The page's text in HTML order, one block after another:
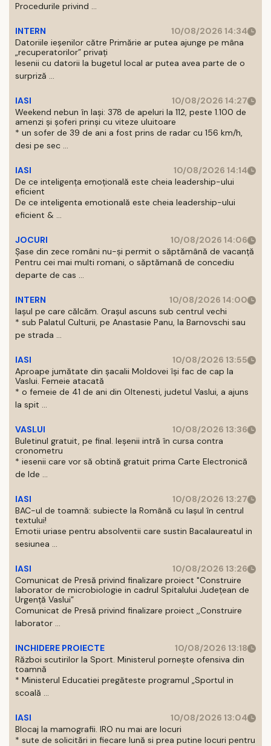
Procedurile privind ...
INTERN
10/08/2026 14:34
Datoriile ieșenilor către Primărie ar putea ajunge pe mâna
„recuperatorilor” privați
Iesenii cu datorii la bugetul local ar putea avea parte de o
surpriză ...
IASI
10/08/2026 14:27
Weekend nebun în Iași: 378 de apeluri la 112, peste 1.100 de
amenzi și șoferi prinși cu viteze uluitoare
* un sofer de 39 de ani a fost prins de radar cu 156 km/h,
desi pe sec ...
IASI
10/08/2026 14:14
De ce inteligența emoțională este cheia leadership-ului
eficient
De ce inteligenta emotională este cheia leadership-ului
eficient & ...
JOCURI
10/08/2026 14:06
Șase din zece români nu-și permit o săptămână de vacanță
Pentru cei mai multi romani, o săptămană de concediu
departe de cas ...
INTERN
10/08/2026 14:00
Iașul pe care călcăm. Orașul ascuns sub centrul vechi
* sub Palatul Culturii, pe Anastasie Panu, la Barnovschi sau
pe strada ...
IASI
10/08/2026 13:55
Aproape jumătate din șacalii Moldovei își fac de cap la
Vaslui. Femeie atacată
* o femeie de 41 de ani din Oltenesti, judetul Vaslui, a ajuns
la spit ...
VASLUI
10/08/2026 13:36
Buletinul gratuit, pe final. Ieșenii intră în cursa contra
cronometru
* iesenii care vor să obtină gratuit prima Carte Electronică
de Ide ...
IASI
10/08/2026 13:27
BAC-ul de toamnă: subiecte la Română cu Iașul în centrul
textului!
Emotii uriase pentru absolventii care sustin Bacalaureatul in
sesiunea ...
IASI
10/08/2026 13:26
Comunicat de Presă privind finalizare proiect "Construire
laborator de microbiologie in cadrul Spitalului Județean de
Urgență Vaslui”
Comunicat de Presă privind finalizare proiect ,,Construire
laborator ...
INCHIDERE PROIECTE
10/08/2026 13:18
Război scutirilor la Sport. Ministerul pornește ofensiva din
toamnă
* Ministerul Educatiei pregăteste programul „Sportul in
scoală ...
IASI
10/08/2026 13:04
Blocaj la mamografii. IRO nu mai are locuri
* sute de solicitări in fiecare lună si prea putine locuri pentru